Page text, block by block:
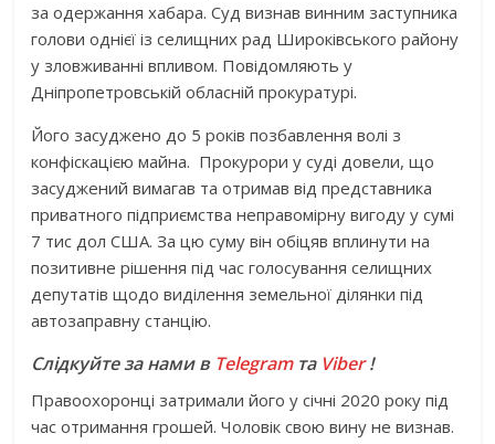
за одержання хабара. Суд визнав винним заступника
голови однієї із селищних рад Широківського району
у зловживанні впливом. Повідомляють у
Дніпропетровській обласній прокуратурі.
Його засуджено до 5 років позбавлення волі з
конфіскацією майна. Прокурори у суді довели, що
засуджений вимагав та отримав від представника
приватного підприємства неправомірну вигоду у сумі
7 тис дол США. За цю суму він обіцяв вплинути на
позитивне рішення під час голосування селищних
депутатів щодо виділення земельної ділянки під
автозаправну станцію.
Слідкуйте за нами в Telegramта Viber!
Правоохоронці затримали його у січні 2020 року під
час отримання грошей. Чоловік свою вину не визнав.